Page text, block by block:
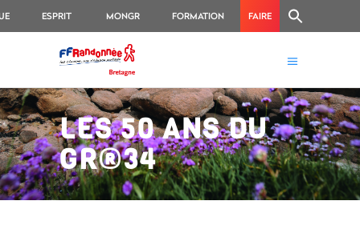
ESPRIT
RANDO
MONGR FORMATION FAIRE
LES 50 ANS DU
GR®34